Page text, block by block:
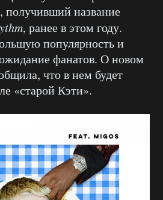
получивший название
, ранее в этом году.
популярность и
фанатов. О новом
что в нем будет
«старой Кэти».